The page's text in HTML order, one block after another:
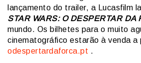
lançamento do trailer, a Lucasfilm
STAR WARS: O DESPERTAR DA
mundo. Os bilhetes para o muito
cinematográfico estarão à venda a
odespertardaforca.pt .